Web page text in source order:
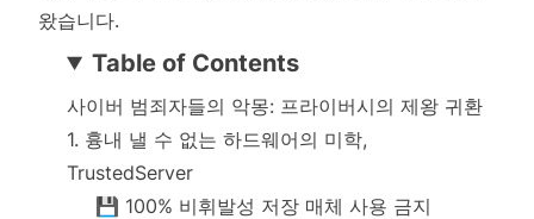
왔습니다.
Table of Contents
사이버 범죄자들의 악몽: 프라이버시의 제왕 귀환
1. 흉내 낼 수 없는 하드웨어의 미학,
TrustedServer
💾 100% 비휘발성 저장 매체 사용 금지